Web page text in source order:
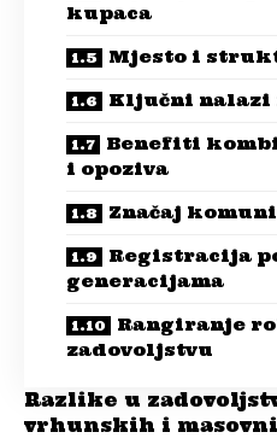
kupaca
Mjesto i
Ključni nalazi
Benefiti
i opoziva
Značaj
Registracija
generacijama
Rangiranje
zadovoljstvu
Razlike u
vrhunskih i